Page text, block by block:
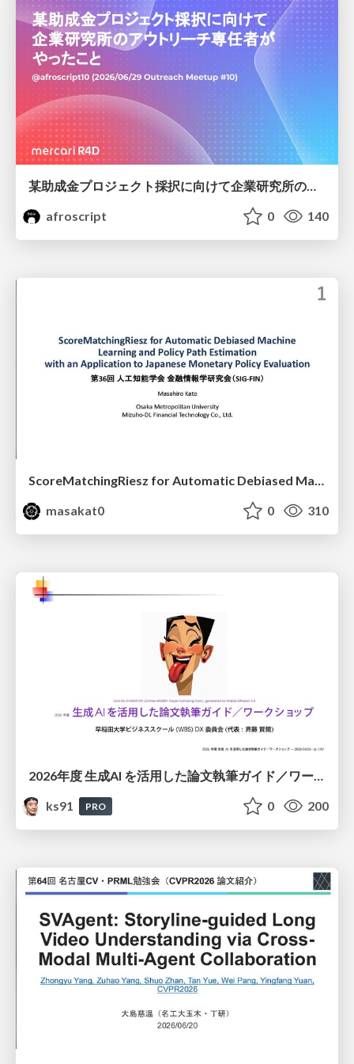
某助成金プロジェクト採択に向けて企業研究所のアウトリーチ専任者がやったこと
afroscript
0 140
ScoreMatchingRiesz for Automatic Debiased Machine Learning and Policy Path Estimation with an Application to Japanese Monetary Policy Evaluation
masakat0
0 310
ks91
PRO 0 200